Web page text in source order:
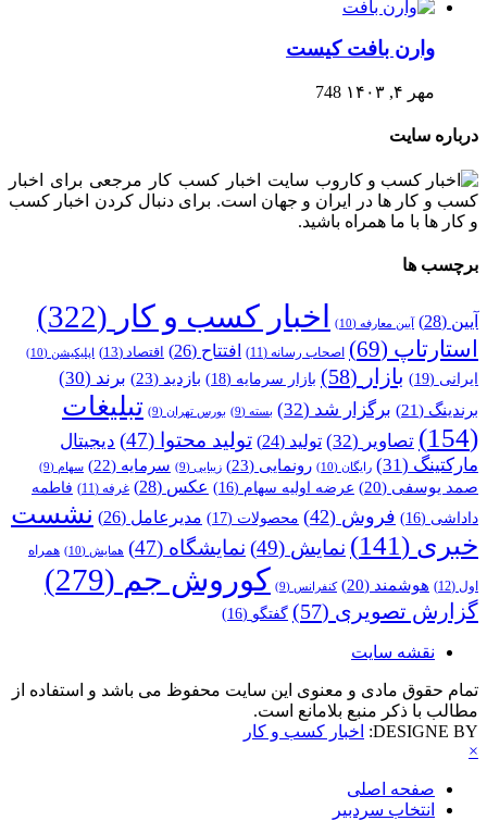
وارن بافت کیست
مهر ۴, ۱۴۰۳ 748
درباره سایت
وب سایت اخبار کسب کار مرجعی برای اخبار
کسب و کار ها در ایران و جهان است. برای دنبال کردن اخبار کسب
و کار ها با ما همراه باشید.
برچسب ها
آیین (28) آیین معارفه (10) اخبار کسب و کار (322)
استارتاپ (69) اصحاب رسانه (11) افتتاح (26) اقتصاد (13) اپلیکیشن (10)
ایرانی (19) بازار (58) بازار سرمایه (18) بازدید (23) برند (30)
برندینگ (21) برگزار شد (32) بسته (9) بورس تهران (9)
تبلیغات
(154)
تصاویر (32) تولید (24) تولید محتوا (47)
دیجیتال
مارکتینگ (31) رایگان (10) رونمایی (23) زیبایی (9) سرمایه (22) سهام (9)
صمد یوسفی (20) عرضه اولیه سهام (16) عکس (28) غرفه (11)
فاطمه
داداشی (16) فروش (42) محصولات (17) مدیرعامل (26)
نشست
خبری (141) نمایش (49) نمایشگاه (47) همایش (10) همراه
اول (12) هوشمند (20) کنفرانس (9) کوروش جم (279)
گزارش تصویری (57) گفتگو (16)
نقشه سایت
تمام حقوق مادی و معنوی این سایت محفوظ می باشد و استفاده از
مطالب با ذکر منبع بلامانع است.
DESIGNE BY:
اخبار کسب و کار
×
صفحه اصلی
انتخاب سردبیر